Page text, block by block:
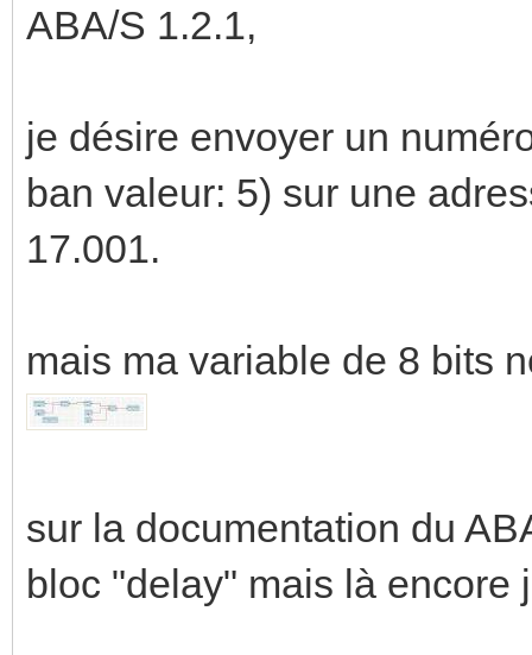
ABA/S 1.2.1,
je désire envoyer un
ban valeur: 5) sur une
17.001.
mais ma variable de 8 bits
sur la documentation du
bloc "delay" mais là